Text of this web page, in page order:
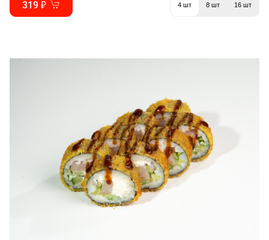
319 ₽ 4 шт 8 шт 16 шт